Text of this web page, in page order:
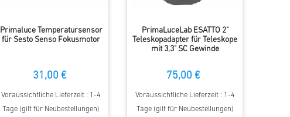
Primaluce Temperatursensor
für Sesto Senso Fokusmotor
31,00 €
Voraussichtliche Lieferzeit : 1-4
Tage (gilt für Neubestellungen)
PrimaLuceLab ESATTO 2"
Teleskopadapter für Teleskope
mit 3,3" SC Gewinde
75,00 €
Voraussichtliche Lieferzeit : 1-4
Tage (gilt für Neubestellungen)